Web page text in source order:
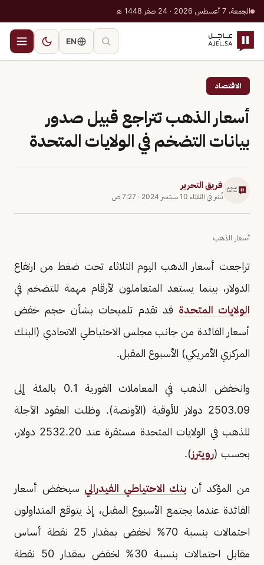
الجمعة، 7 أغسطس 2026 · 24 صفر 1448 هـ
EN
الاقتصاد
أسعار الذهب تتراجع قبيل صدور
بيانات التضخم في الولايات المتحدة
فريق التحرير
نُشر في الثلاثاء 10 سبتمبر 2024 · 7:27 ص
أسعار الذهب
تراجعت أسعار الذهب اليوم الثلاثاء تحت ضغط من ارتفاع
الدولار، بينما يستعد المتعاملون لأرقام مهمة للتضخم في
الولايات المتحدة قد تقدم تلميحات بشأن حجم خفض
أسعار الفائدة من جانب مجلس الاحتياطي الاتحادي (البنك
المركزي الأمريكي) الأسبوع المقبل.
وانخفض الذهب في المعاملات الفورية 0.1 بالمئة إلى
2503.09 دولار للأوقية (الأونصة). وظلت العقود الآجلة
للذهب في الولايات المتحدة مستقرة عند 2532.20 دولار،
بحسب (رويترز).
من المؤكد أن بنك الاحتياطي الفيدرالي سيخفض أسعار
الفائدة عندما يجتمع الأسبوع المقبل، إذ يتوقع المتداولون
احتمالات بنسبة 70% لخفض بمقدار 25 نقطة أساس
مقابل احتمالات بنسبة 30% لخفض بمقدار 50 نقطة